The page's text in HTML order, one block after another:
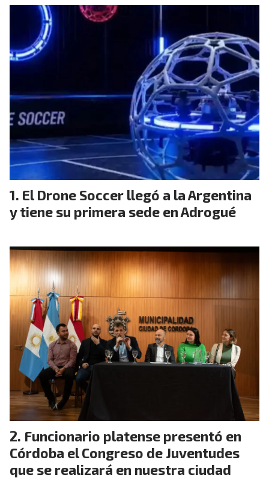
El Drone Soccer llegó a la Argentina
y tiene su primera sede en Adrogué
Funcionario platense presentó en
Córdoba el Congreso de Juventudes
que se realizará en nuestra ciudad